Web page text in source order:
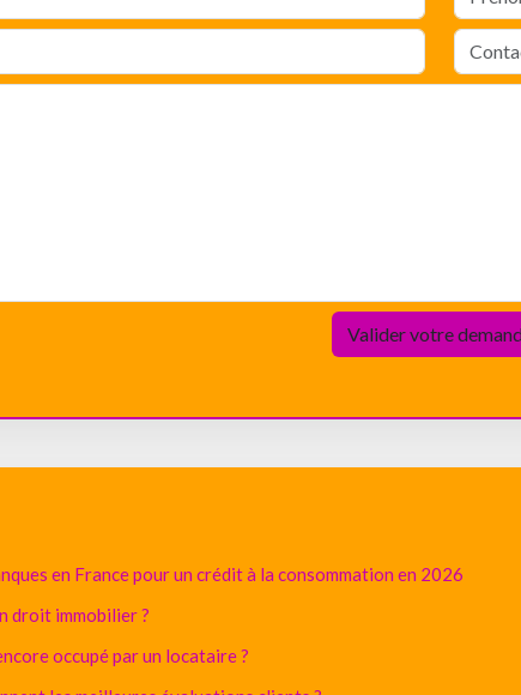
en France pour un crédit à la consommation en 2026
droit immobilier ?
occupé par un locataire ?